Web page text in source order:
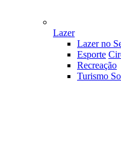
Lazer
Lazer no
Esporte
Recreação
Turismo